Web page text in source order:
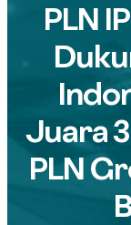
PLN
Juara
PLN